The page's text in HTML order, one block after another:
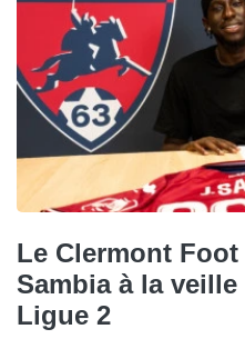
Le Clermont
Sambia à la
Ligue 2